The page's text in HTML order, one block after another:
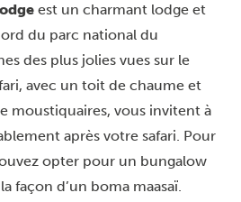
est un charmant lodge et
du parc national du
des plus jolies vues sur le
avec un toit de chaume et
moustiquaires, vous invitent à
après votre safari. Pour
opter pour un bungalow
façon d’un boma maasaï.